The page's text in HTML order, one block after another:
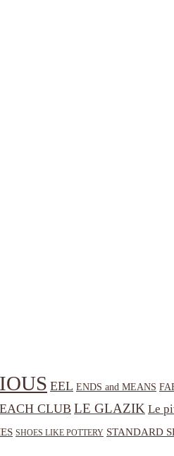
EEL ENDS and MEANS
CLUB LE GLAZIK Le
SHOES LIKE POTTERY STANDARD